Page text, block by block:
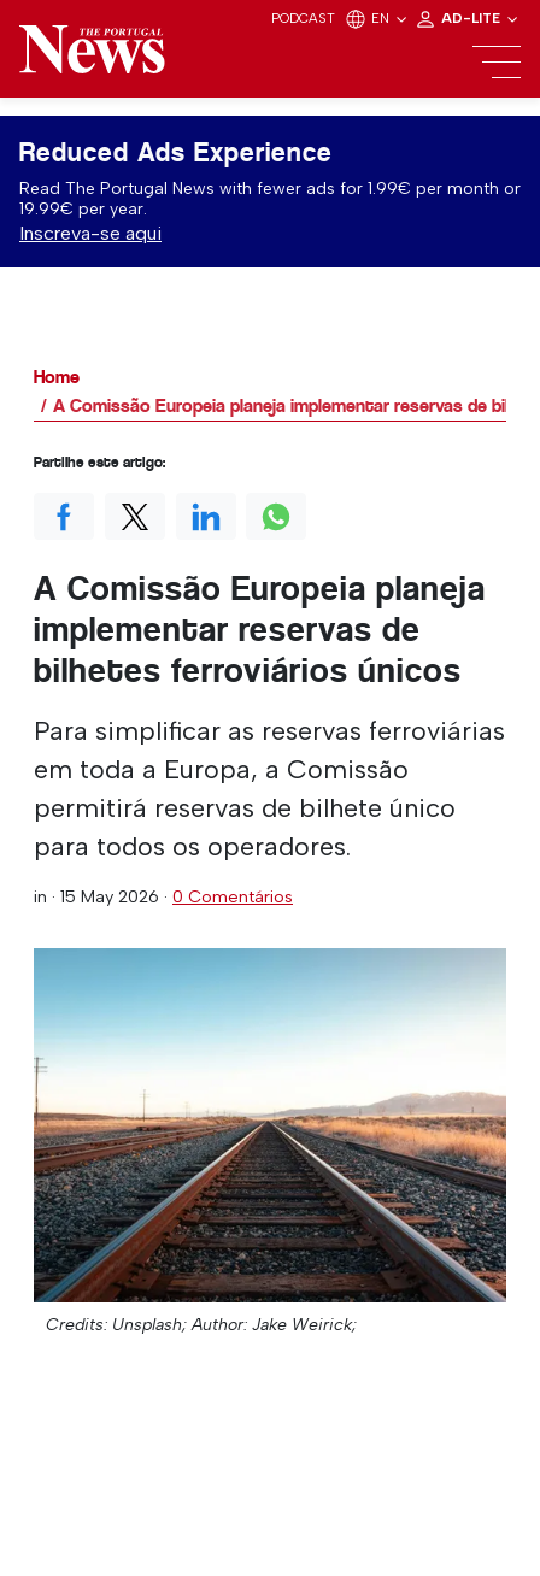
PODCAST EN AD-LITE
Reduced Ads Experience
Read The Portugal News with fewer ads for 1.99€ per month or
19.99€ per year.
Inscreva-se aqui
Home
A Comissão Europeia planeja implementar reservas de
A Comissão Europeia planeja
implementar reservas de
bilhetes ferroviários únicos
Para simplificar as reservas ferroviárias
em toda a Europa, a Comissão
permitirá reservas de bilhete único
para todos os operadores.
in · 15 May 2026 · 0 Comentários
Credits: Unsplash; Author: Jake Weirick;
Partilhe este artigo: